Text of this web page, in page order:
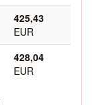
425,43
EUR
428,04
EUR